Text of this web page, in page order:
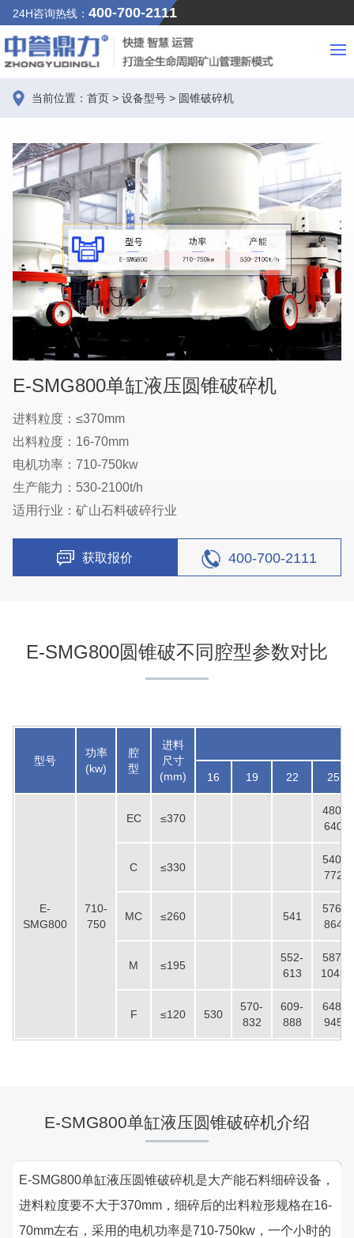
24H咨询热线： 400-700-2111
当前位置： 首页 > 设备型号 > 圆锥破碎机
E-SMG800单缸液压圆锥破碎机
进料粒度：≤370mm
出料粒度：16-70mm
电机功率：710-750kw
生产能力：530-2100t/h
适用行业：矿山石料破碎行业
获取报价 400-700-2111
E-SMG800圆锥破不同腔型参数对比
型号
功率
(kw)
腔
型
进料
尺寸
(mm)
16 19 22 25
E-
SMG800
710-
750
EC ≤370
480-
640
C ≤330
540-
772
MC ≤260 541
576-
864
M ≤195
552-
613
587-
1043
F ≤120 530
570-
832
609-
888
648-
945
E-SMG800单缸液压圆锥破碎机介绍
E-SMG800单缸液压圆锥破碎机是大产能石料细碎设备，
进料粒度要不大于370mm，细碎后的出料粒形规格在16-
70mm左右，采用的电机功率是710-750kw，一个小时的